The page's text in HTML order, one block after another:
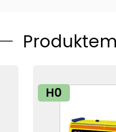
H0